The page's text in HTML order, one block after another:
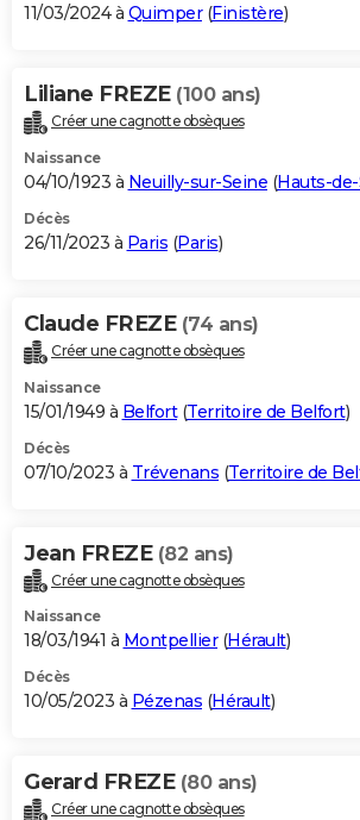
S'inscrire
Se connecter
Lycées
Collèges
Primaires
Universités
Entreprises
Service militaire
Avis de recherche
AVIS DE DÉCÈS
Bricolage
Lifestyle
Culture
Sport
Auto
Television
Voyage
Cinema
11/03/2024 à Quimper(Finistère)
Liliane FREZE (100 ans)
Créer une cagnotte obsèques
Naissance
04/10/1923 à Neuilly-sur-Seine (Hauts-
Décès
26/11/2023 à Paris (Paris)
Claude FREZE (74 ans)
Créer une cagnotte obsèques
Naissance
15/01/1949 à Belfort(Territoire de Belfort)
Décès
07/10/2023 à Trévenans (Territoire de
Jean FREZE (82 ans)
Créer une cagnotte obsèques
Naissance
18/03/1941 à Montpellier(Hérault)
Décès
10/05/2023 à Pézenas (Hérault)
Gerard FREZE (80 ans)
Créer une cagnotte obsèques